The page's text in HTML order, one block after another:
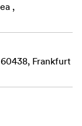
MK2 lenses
ready for a
new series
previous
elements to
clear
,
Frankfurt